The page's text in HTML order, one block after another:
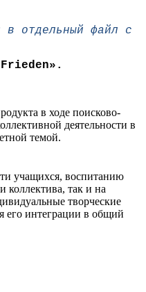
в отдельный файл с
в ходе поисково-
деятельности в
темой.
учащихся, воспитанию
коллектива, так и на
творческие
его интеграции в общий